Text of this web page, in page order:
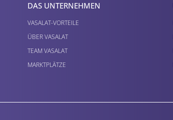
DAS UNTERNEHMEN
VASALAT-VORTEILE
ÜBER VASALAT
TEAM VASALAT
MARKTPLÄTZE